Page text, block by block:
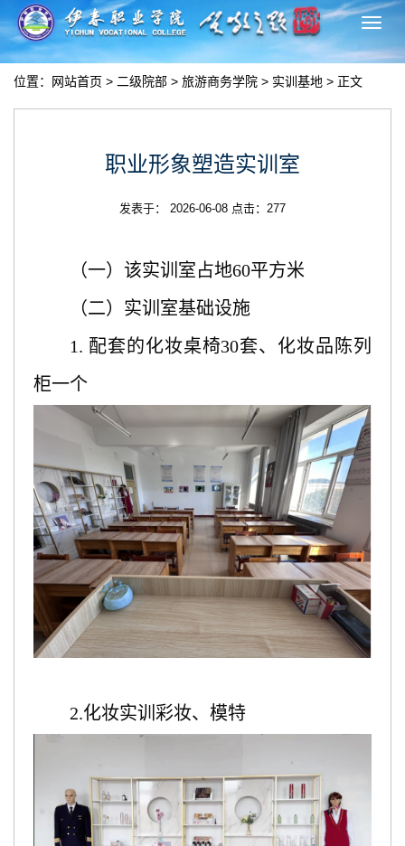
切
换
位置： 网站首页 > 二级院部 > 旅游商务学院 > 实训基地 > 正文
职业形象塑造实训室
发表于： 2026-06-08 点击： 277
（一）该实训室占地60平方米
（二）实训室基础设施
1. 配套的化妆桌椅30套、化妆品陈列
柜一个
2.化妆实训彩妆、模特